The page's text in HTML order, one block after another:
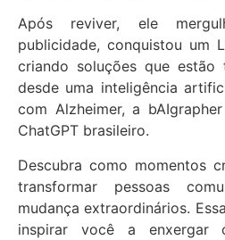
Após reviver, ele
publicidade, conquistou um
criando soluções que estão
desde uma inteligência
com Alzheimer, a
ChatGPT brasileiro.
Descubra como momentos
transformar pessoas
mudança extraordinários.
inspirar você a enxergar